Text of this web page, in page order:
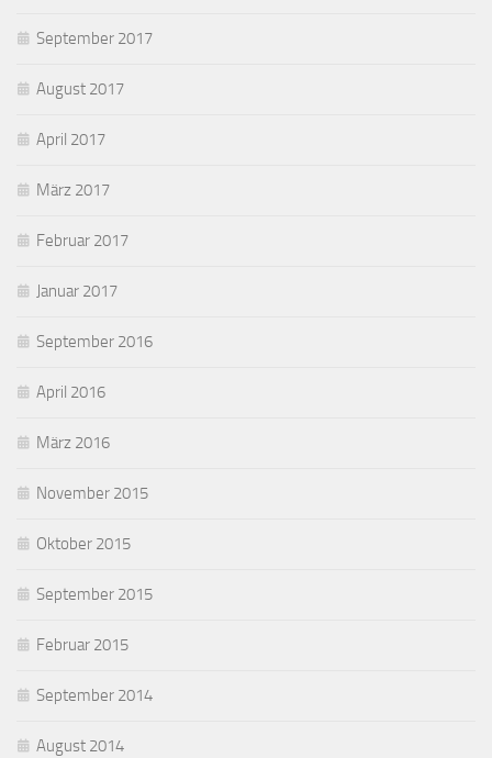
September 2017
August 2017
April 2017
März 2017
Februar 2017
Januar 2017
September 2016
April 2016
März 2016
November 2015
Oktober 2015
September 2015
Februar 2015
September 2014
August 2014